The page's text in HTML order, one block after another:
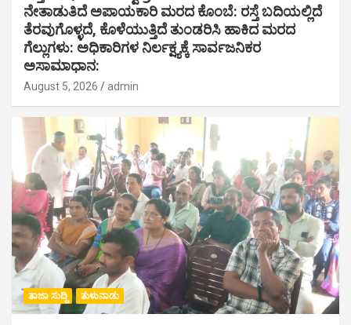
ನೇತಾಡುತಿದೆ ಅಪಾಯಕಾರಿ ಮರದ ಕೊಂಬೆ: ರಸ್ತೆ ಬದಿಯಲ್ಲಿದೆ
ತೆರವುಗೊಳ್ಳದೆ, ಕೊಳೆಯುತ್ತಿದೆ ತುಂಡರಿಸಿ ಹಾಕಿದ ಮರದ
ಗೆಲ್ಲುಗಳು: ಅಧಿಕಾರಿಗಳ ನಿರ್ಲಕ್ಷ್ಯಕ್ಕೆ ಸಾರ್ವಜನಿಕರ
ಅಸಾಮಾಧಾನ:
August 5, 2026 admin
ತಾಜಾ ಸುದ್ದಿ ತುಳುನಾಡು